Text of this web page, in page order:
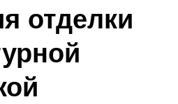
отделки